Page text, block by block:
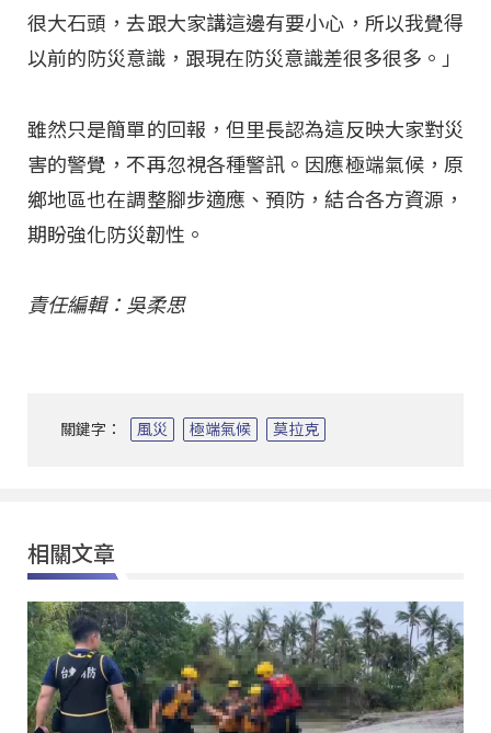
很大石頭，去跟大家講這邊有要小心，所以我覺得
以前的防災意識，跟現在防災意識差很多很多。」
雖然只是簡單的回報，但里長認為這反映大家對災
害的警覺，不再忽視各種警訊。因應極端氣候，原
鄉地區也在調整腳步適應、預防，結合各方資源，
期盼強化防災韌性。
責任編輯：吳柔思
關鍵字： 風災 極端氣候 莫拉克
相關文章